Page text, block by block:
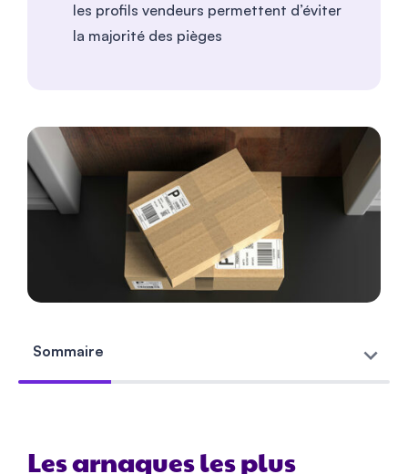
les profils vendeurs permettent d’éviter
la majorité des pièges
Sommaire
Les arnaques les plus